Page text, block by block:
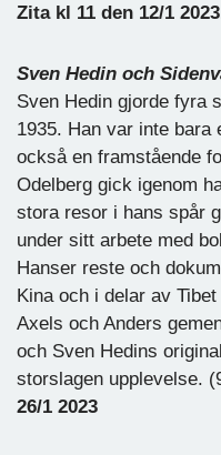
Zita kl 11 den 12/1
Sven Hedin och
Sven Hedin gjorde fyra
1935. Han var inte bara
också en framstående
Odelberg gick igenom
stora resor i hans spår
under sitt arbete med
Hanser reste och
Kina och i delar av
Axels och Anders
och Sven Hedins
storslagen upplevelse.
26/1 2023